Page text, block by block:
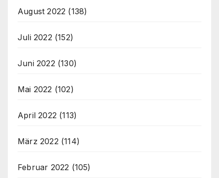
August 2022 (138)
Juli 2022 (152)
Juni 2022 (130)
Mai 2022 (102)
April 2022 (113)
März 2022 (114)
Februar 2022 (105)